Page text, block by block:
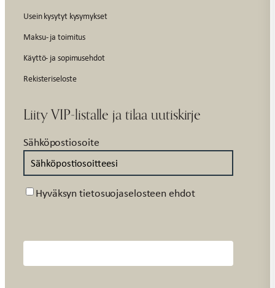
Usein kysytyt kysymykset
Maksu- ja toimitus
Käyttö- ja sopimusehdot
Rekisteriseloste
Liity VIP-listalle ja tilaa uutiskirje
Sähköpostiosoite
Suostumus
Hyväksyn tietosuojaselosteen ehdot